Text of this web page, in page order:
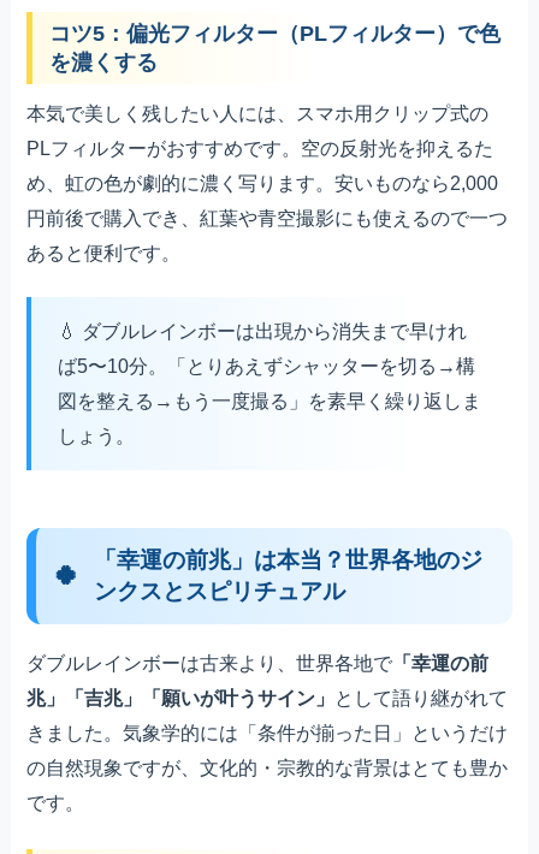
コツ5：偏光フィルター（PLフィルター）で色
を濃くする
本気で美しく残したい人には、スマホ用クリップ式の
PLフィルターがおすすめです。空の反射光を抑えるた
め、虹の色が劇的に濃く写ります。安いものなら2,000
円前後で購入でき、紅葉や青空撮影にも使えるので一つ
あると便利です。
ダブルレインボーは出現から消失まで早けれ
ば5〜10分。「とりあえずシャッターを切る→構
図を整える→もう一度撮る」を素早く繰り返しま
しょう。
「幸運の前兆」は本当？世界各地のジ
ンクスとスピリチュアル
ダブルレインボーは古来より、世界各地で 「幸運の前
兆」「吉兆」「願いが叶うサイン」 として語り継がれて
きました。気象学的には「条件が揃った日」というだけ
の自然現象ですが、文化的・宗教的な背景はとても豊か
です。